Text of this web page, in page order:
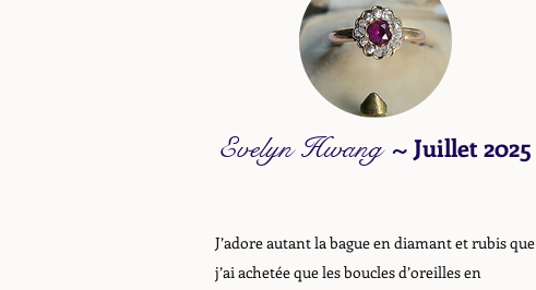
Evelyn Hwang ~Juillet 2025
J’adore autant la bague en diamant et rubis que
j’ai achetée que les boucles d’oreilles en